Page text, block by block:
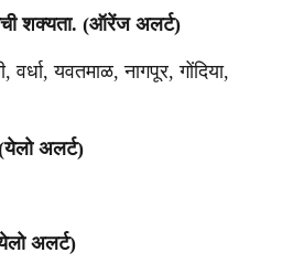
शक्यता. (ऑरेंज अलर्ट)
वर्धा, यवतमाळ, नागपूर, गोंदिया,
अलर्ट)
अलर्ट)